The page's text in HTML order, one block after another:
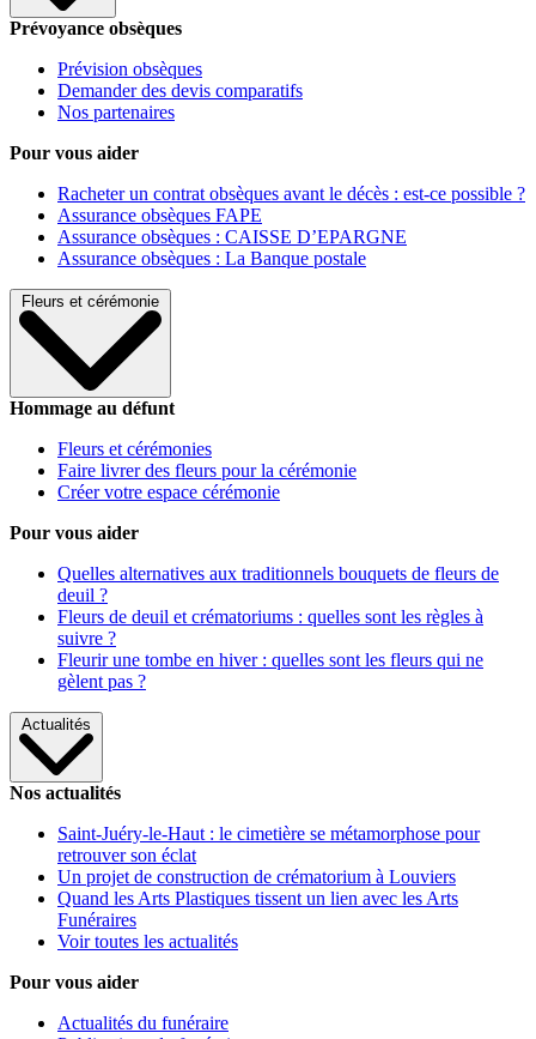
Prévoyance obsèques
Prévision obsèques
Demander des devis comparatifs
Nos partenaires
Pour vous aider
Racheter un contrat obsèques avant le décès : est-ce possible ?
Assurance obsèques FAPE
Assurance obsèques : CAISSE D’EPARGNE
Assurance obsèques : La Banque postale
Fleurs et cérémonie
Hommage au défunt
Fleurs et cérémonies
Faire livrer des fleurs pour la cérémonie
Créer votre espace cérémonie
Pour vous aider
Quelles alternatives aux traditionnels bouquets de fleurs de
deuil ?
Fleurs de deuil et crématoriums : quelles sont les règles à
suivre ?
Fleurir une tombe en hiver : quelles sont les fleurs qui ne
gèlent pas ?
Actualités
Nos actualités
Saint-Juéry-le-Haut : le cimetière se métamorphose pour
retrouver son éclat
Un projet de construction de crématorium à Louviers
Quand les Arts Plastiques tissent un lien avec les Arts
Funéraires
Voir toutes les actualités
Pour vous aider
Actualités du funéraire